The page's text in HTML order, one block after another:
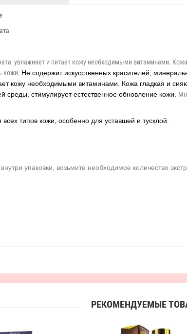
увлажняет и питает кожу необходимыми витаминами.
кожи. Не содержит искусственных красителей,
кожу необходимыми витаминами. Кожа гладкая и
среды, стимулирует естественное обновление кожи.
типов кожи, особенно для уставшей и тусклой.
упаковки, возьмите необходимое количество
РЕКОМЕНДУЕМЫЕ